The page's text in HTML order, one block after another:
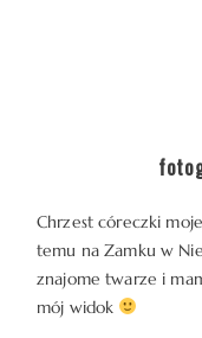
Chrzest córeczki
temu na Zamku w
znajome twarze i
mój widok
HOME
HISTORIE